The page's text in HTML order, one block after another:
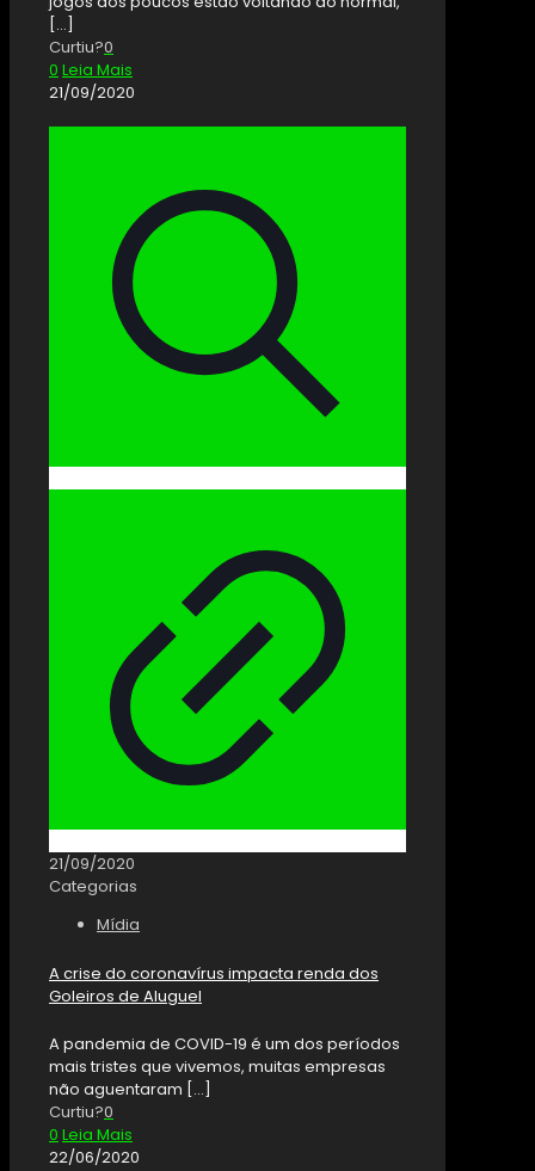
[…]
Curtiu?0
0 Leia Mais
21/09/2020
21/09/2020
Categorias
Mídia
A crise do coronavírus impacta renda dos
Goleiros de Aluguel
A pandemia de COVID-19 é um dos períodos
mais tristes que vivemos, muitas empresas
não aguentaram […]
Curtiu?0
0 Leia Mais
22/06/2020